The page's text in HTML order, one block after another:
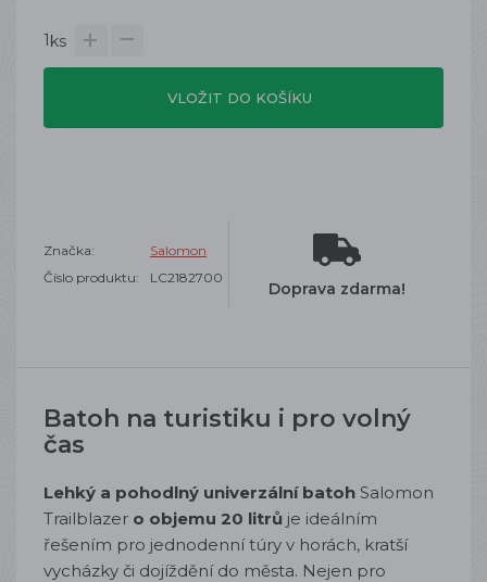
1ks
VLOŽIT DO KOŠÍKU
Značka:
Salomon
Číslo produktu:
LC2182700
Doprava zdarma!
Batoh na turistiku i pro volný
čas
Lehký a pohodlný univerzální batoh Salomon
Trailblazer o objemu 20 litrů je ideálním
řešením pro jednodenní túry v horách, kratší
vycházky či dojíždění do města. Nejen pro